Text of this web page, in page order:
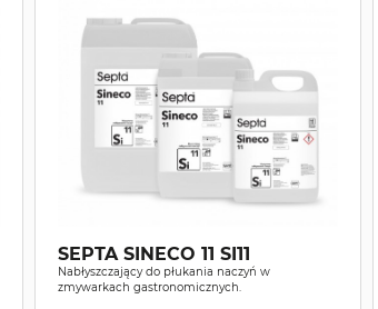
SEPTA SINECO 11 SI11
Nabłyszczający do płukania naczyń w
zmywarkach gastronomicznych.